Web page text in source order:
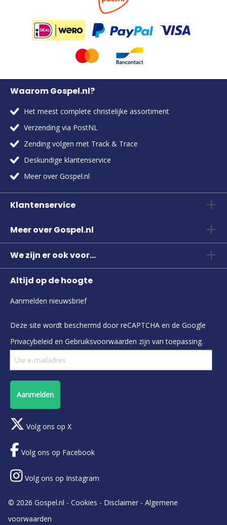
Waarom Gospel.nl?
Het meest complete christelijke assortiment
Verzending via PostNL
Zending volgen met Track & Trace
Deskundige klantenservice
Meer over Gospel.nl
Klantenservice
Meer over Gospel.nl
We zijn er ook voor...
Altijd op de hoogte
Aanmelden nieuwsbrief
Deze site wordt beschermd door reCAPTCHA en de Google
Privacybeleid en Gebruiksvoorwaarden zijn van toepassing.
Aanmelden
Volg ons op X
Volg ons op Facebook
Volg ons op Instagram
© 2026 Gospel.nl - Cookies - Disclaimer - Algemene
voorwaarden